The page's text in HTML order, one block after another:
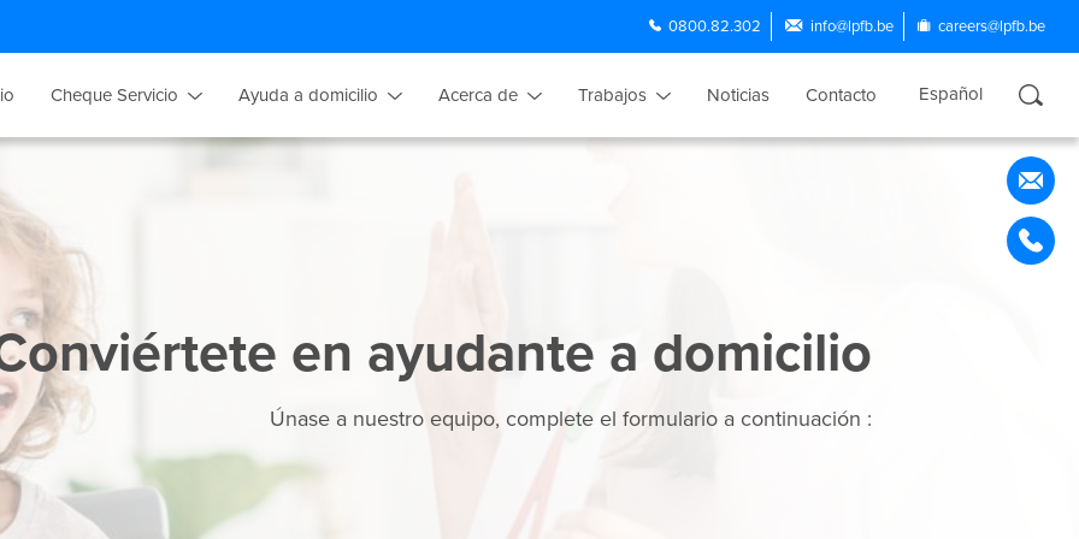
0800.82.302 info@lpfb.be careers@lpfb.be
Cheque Servicio Ayuda a domicilio Acerca de Trabajos Noticias Contacto Español
Français
Nederlands
en ayudante a domicilio
Únase a nuestro equipo, complete el formulario a continuación :